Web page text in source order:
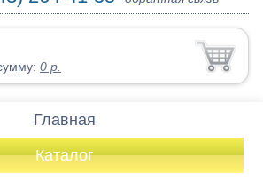
0 р.
Главная
Каталог